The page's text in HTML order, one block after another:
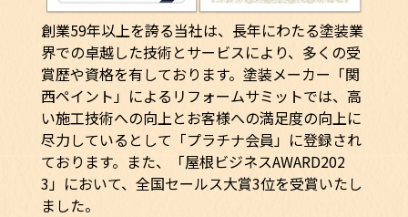
創業59年以上を誇る当社は、長年にわたる塗装業
界での卓越した技術とサービスにより、多くの受
賞歴や資格を有しております。塗装メーカー「関
西ペイント」によるリフォームサミットでは、高
い施工技術への向上とお客様への満足度の向上に
尽力しているとして「プラチナ会員」に登録され
ております。また、「屋根ビジネスAWARD202
3」において、全国セールス大賞3位を受賞いたし
ました。